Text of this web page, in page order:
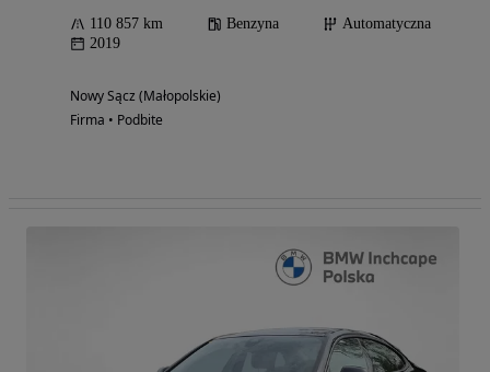
110 857 km Benzyna
Automatyczna
2019
Nowy Sącz (Małopolskie)
Firma • Podbite